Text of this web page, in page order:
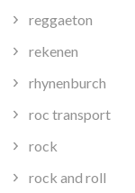
reggaeton
rekenen
rhynenburch
roc transport
rock
rock and roll